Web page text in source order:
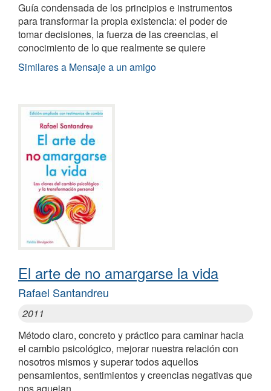
Guía condensada de los principios e instrumentos
para transformar la propia existencia: el poder de
tomar decisiones, la fuerza de las creencias, el
conocimiento de lo que realmente se quiere
Similares a Mensaje a un amigo
El arte de no amargarse la vida
Rafael Santandreu
2011
Método claro, concreto y práctico para caminar hacia
el cambio psicológico, mejorar nuestra relación con
nosotros mismos y superar todos aquellos
pensamientos, sentimientos y creencias negativas que
nos aquejan